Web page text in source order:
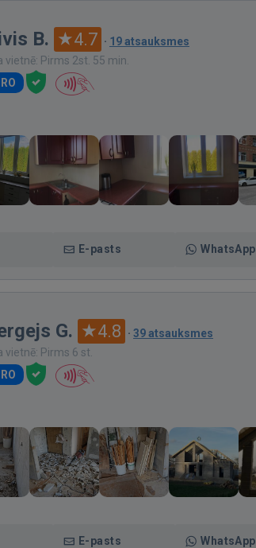
B. 4.7 · 19 atsauksmes
vietnē: Pirms 2st. 55 min.
E-pasts WhatsApp
G. 4.8 · 39 atsauksmes
vietnē: Pirms 6 st.
E-pasts WhatsApp